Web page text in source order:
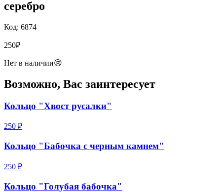
серебро
Код: 6874
250₽
Нет в наличии😢
Возможно, Вас заинтересует
Кольцо "Хвост русалки"
250 ₽
Кольцо "Бабочка с черным камнем"
250 ₽
Кольцо "Голубая бабочка"